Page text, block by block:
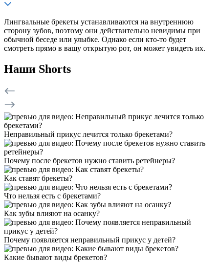
Лингвальные брекеты устанавливаются на внутреннюю
сторону зубов, поэтому они действительно невидимы при
обычной беседе или улыбке. Однако если кто-то будет
смотреть прямо в вашу открытую рот, он может увидеть их.
Наши Shorts
Неправильный прикус лечится только брекетами?
Почему после брекетов нужно ставить ретейнеры?
Как ставят брекеты?
Что нельзя есть с брекетами?
Как зубы влияют на осанку?
Почему появляется неправильный прикус у детей?
Какие бывают виды брекетов?